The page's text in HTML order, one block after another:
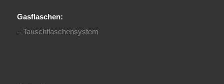
Gasflaschen:
– Tauschflaschensystem